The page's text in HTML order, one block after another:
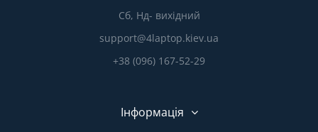
Сб, Нд- вихідний
support@4laptop.kiev.ua
+38 (096) 167-52-29
Інформація